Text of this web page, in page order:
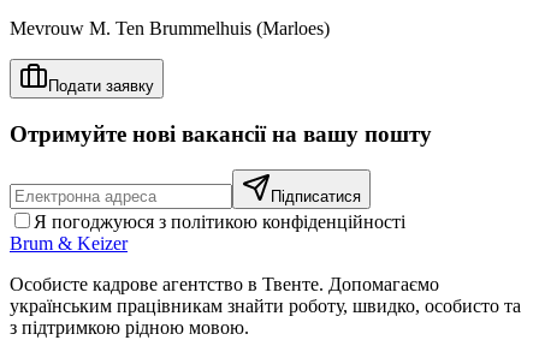
Mevrouw M. Ten Brummelhuis (Marloes)
Подати заявку
Отримуйте нові вакансії на вашу пошту
Підписатися
Я погоджуюся з політикою конфіденційності
Brum & Keizer
Особисте кадрове агентство в Твенте. Допомагаємо
українським працівникам знайти роботу, швидко, особисто та
з підтримкою рідною мовою.